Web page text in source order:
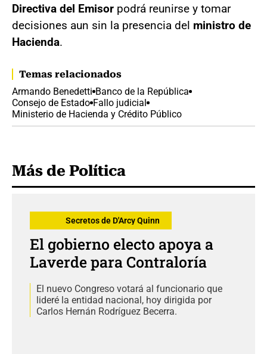
Directiva del Emisor podrá reunirse y tomar
decisiones aun sin la presencia del ministro de
Hacienda.
Temas relacionados
Armando Benedetti Banco de la República
Consejo de Estado Fallo judicial
Ministerio de Hacienda y Crédito Público
Más de Política
Secretos de D'Arcy Quinn
El gobierno electo apoya a
Laverde para Contraloría
El nuevo Congreso votará al funcionario que
lideré la entidad nacional, hoy dirigida por
Carlos Hernán Rodríguez Becerra.